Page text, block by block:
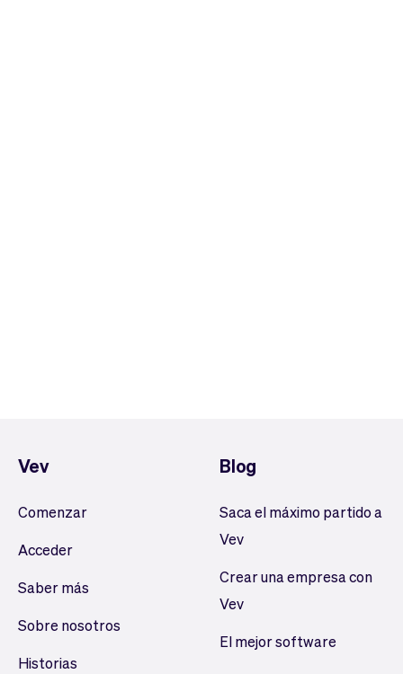
Vev
Comenzar
Acceder
Saber más
Sobre nosotros
Historias
Blog
Saca el máximo partido a
Vev
Crear una empresa con
Vev
El mejor software